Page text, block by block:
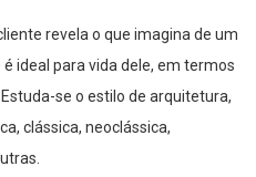
revela o que imagina de um
ideal para vida dele, em termos
se o estilo de arquitetura,
clássica, neoclássica,